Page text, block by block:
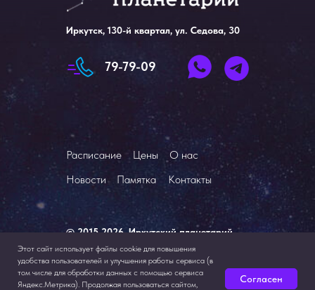
Этот сайт использует файлы cookie для повышения
удобства пользователей и улучшения работы сервиса (в
том числе для обработки данных с помощью сервиса
Яндекс.Метрика). Продолжая пользоваться сайтом,
Согласен
79-79-09
Иркутск, 130-й квартал, ул. Седова, 30
© 2015-2026, Иркутский планетарий.
Все права защищены.
Расписание Цены
О нас
Новости
Памятка Контакты